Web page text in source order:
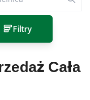
Filtry
Cała